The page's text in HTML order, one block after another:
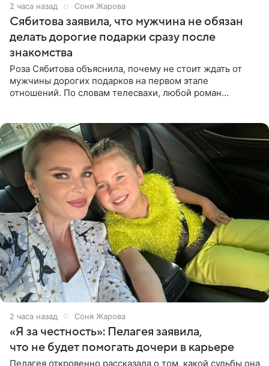
2 часа назад Соня Жарова
Сябитова заявила, что мужчина не обязан
делать дорогие подарки сразу после
знакомства
Роза Сябитова объяснила, почему не стоит ждать от
мужчины дорогих подарков на первом этапе
отношений. По словам телесвахи, любой роман
2 часа назад Соня Жарова
«Я за честность»: Пелагея заявила,
что не будет помогать дочери в карьере
Пелагея откровенно рассказала о том, какой судьбы она